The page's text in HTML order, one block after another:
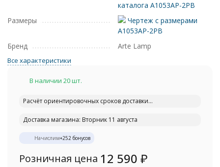
каталога A1053AP-2PB
Размеры
Чертеж с размерами
A1053AP-2PB
Бренд
Arte Lamp
Все характеристики
В наличии 20 шт.
Расчёт ориентировочных сроков доставки...
Доставка магазина: Вторник 11 августа
Начислим+252 бонусов
Розничная цена 12 590 ₽